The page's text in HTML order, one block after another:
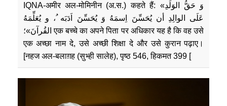
IQNA-अमीर अल-मोमिनीन (अ.स.) कहते हैं: «وَ حَقُّ الوَلَدِ
عَلَى الوالِدِ أن یُحَسِّنَ اِسمَهُ وَ یُحَسِّنَ اَدَبَه ُ، و یُعَلِّمَهُ
القُرآنَ»؛ एक बच्चे का अपने पिता पर अधिकार यह है कि वह उसे
एक अच्छा नाम दे, उसे अच्छी शिक्षा दे और उसे कुरान पढ़ाए।
[नहज अल-बलाग़ह (सुभ्ही सालेह), पृष्ठ 546, हिकमत 399 [